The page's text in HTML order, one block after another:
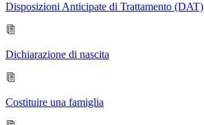
Disposizioni Anticipate di Trattamento (DAT)
Dichiarazione di nascita
Costituire una famiglia